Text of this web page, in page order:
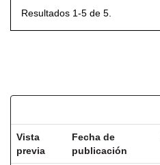
Resultados 1-5 de 5.
Vista
previa
Fecha de
publicación